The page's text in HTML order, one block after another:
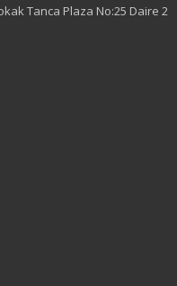
Tanca Plaza No:25 Daire 2